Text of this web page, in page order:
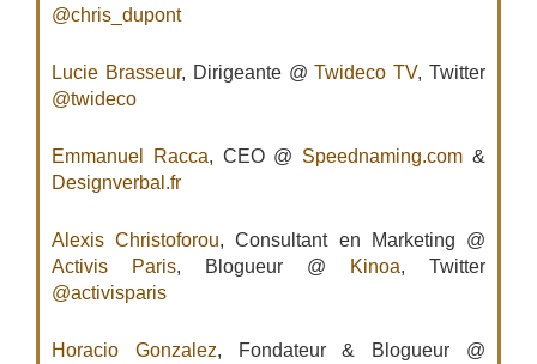
@chris_dupont
Lucie Brasseur, Dirigeante @Twideco TV, Twitter
@twideco
Emmanuel Racca, CEO @ Speednaming.com &
Designverbal.fr
Alexis Christoforou, Consultant en Marketing @
Activis Paris, Blogueur @ Kinoa, Twitter
@activisparis
Horacio Gonzalez, Fondateur & Blogueur @